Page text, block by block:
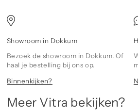
Showroom in Dokkum
Bezoek de showroom in Dokkum. Of
haal je bestelling bij ons op.
Binnenkijken?
Meer Vitra bekijken?